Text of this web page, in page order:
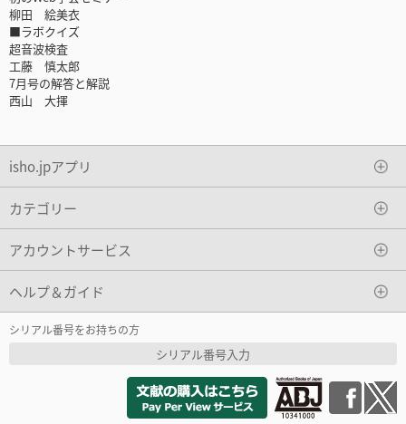
柳田 絵美衣
■ラボクイズ
超音波検査
工藤 慎太郎
7月号の解答と解説
西山 大揮
isho.jpアプリ
カテゴリー
アカウントサービス
ヘルプ＆ガイド
シリアル番号をお持ちの方
シリアル番号入力